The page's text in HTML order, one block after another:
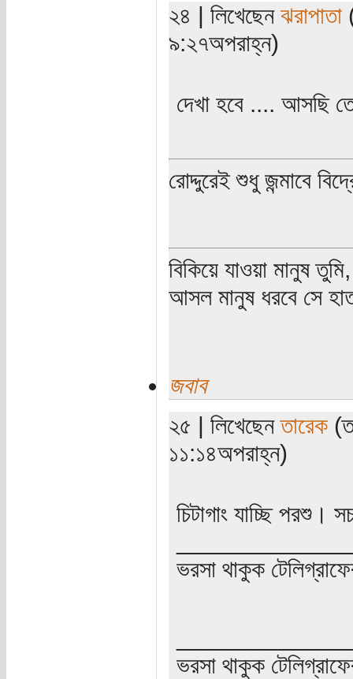
২৪ | লিখেছেন ঝরাপাতা
৯:২৭অপরাহ্ন)
দেখা হবে .... আসছি
রোদ্দুরেই শুধু জন্মাবে
বিকিয়ে যাওয়া মানুষ
আসল মানুষ ধরবে সে
জবাব
২৫ | লিখেছেনতারেক
১১:১৪অপরাহ্ন)
চিটাগাং যাচ্ছি পরশু।
ভরসা থাকুক
ভরসা থাকুক